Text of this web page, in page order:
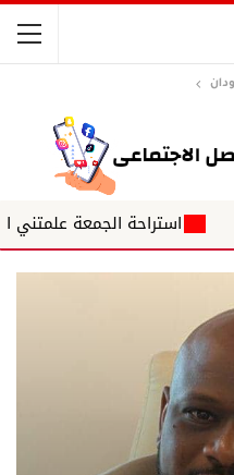
الجمعة علمتني الحياة ✍️